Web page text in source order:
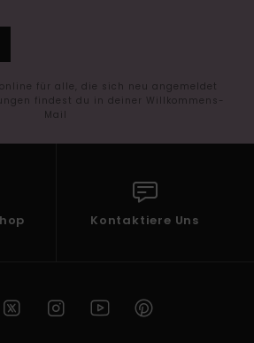
für alle, die sich neu angemeldet
findest du in deiner Willkommens-
Mail
Kontaktiere Uns